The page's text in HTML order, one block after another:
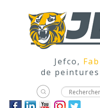
Jefco,
de